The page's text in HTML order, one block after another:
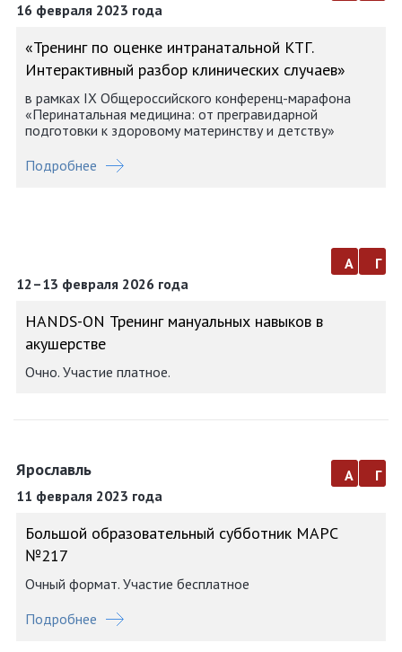
16 февраля 2023 года
«Тренинг по оценке интранатальной КТГ.
Интерактивный разбор клинических случаев»
в рамках IX Общероссийского конференц-марафона
«Перинатальная медицина: от прегравидарной
подготовки к здоровому материнству и детству»
Подробнее
12–13 февраля 2026 года
а г
HANDS-ON Тренинг мануальных навыков в
акушерстве
Очно. Участие платное.
Ярославль
11 февраля 2023 года
а г
Большой образовательный субботник МАРС
№217
Очный формат. Участие бесплатное
Подробнее